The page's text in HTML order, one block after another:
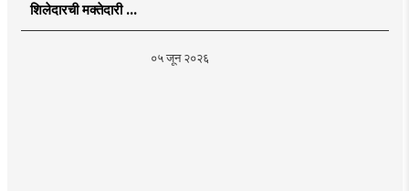
शिलेदारची मक्तेदारी |
Sahyadri Tiger
०५ जून २०२६